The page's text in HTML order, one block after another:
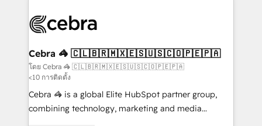
implementations, and 5,000+ pages ✨ CS: Clients
CS: 245% organic growth & +751% new visitors for a
full-funnel HubSpot project ✨ CS: 415% conversion
boost with a new HubSpot site Recognized leaders:
🏆 HubSpot Platform Migration Impact Award 🏆
Clutch HubSpot Global Leader 🏆 Finalist: HubSpot
Cebra 🦓 🇨🇱🇧🇷🇲🇽🇪🇸🇺🇸🇨🇴🇵🇪🇵🇦
โดย Cebra 🦓 🇨🇱🇧🇷🇲🇽🇪🇸🇺🇸🇨🇴🇵🇪🇵🇦
<10 การติดตั้ง
Cebra 🦓 is a global Elite HubSpot partner group,
combining technology, marketing and media